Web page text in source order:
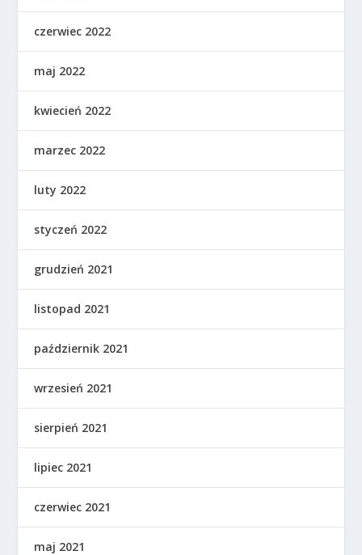
czerwiec 2022
maj 2022
kwiecień 2022
marzec 2022
luty 2022
styczeń 2022
grudzień 2021
listopad 2021
październik 2021
wrzesień 2021
sierpień 2021
lipiec 2021
czerwiec 2021
maj 2021